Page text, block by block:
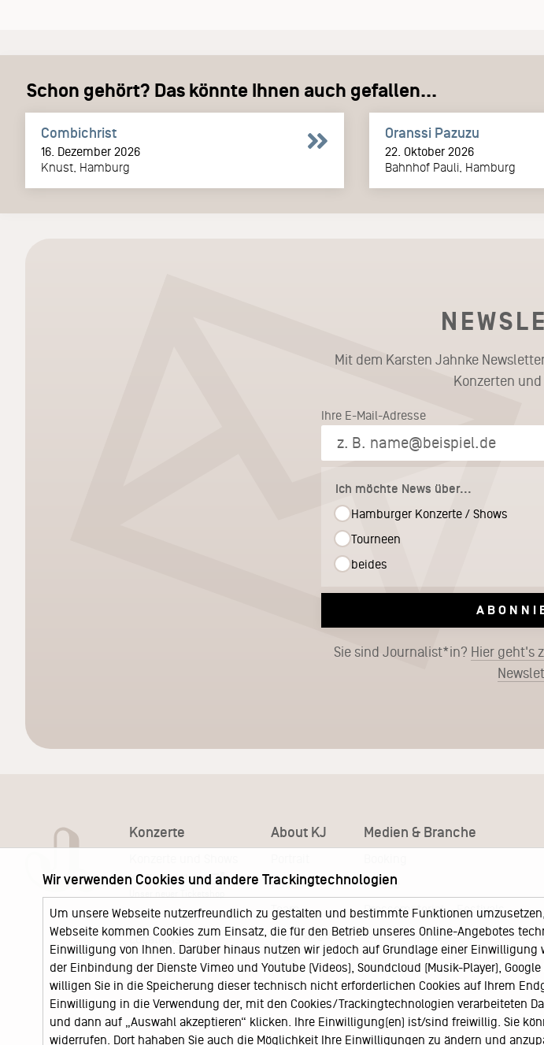
Schon gehört? Das könnte Ihnen auch gefallen...
Combichrist
16. Dezember 2026
Knust, Hamburg
Oranssi Pazuzu
22. Oktober 2026
Bahnhof Pauli, Hamburg
Mit dem Karsten Jahnke
Konzerten und
Ihre E-Mail-Adresse
Ich möchte News über...
Hamburger Konzerte / Shows
Tourneen
beides
Sie sind Journalist*in? Hier geht's
Konzerte
KJ Ticketshop
News
Locations
About KJ
KJ60
Team
Keychange
Medien & Branche
Presse
Pressematerial – Festivals
Akkreditierungsformular –
Wir verwenden Cookies und andere Trackingtechnologien
Um unsere Webseite nutzerfreundlich zu gestalten und bestimmte Funktionen
Webseite kommen Cookies zum Einsatz, die für den Betrieb unseres Online-Angebotes
Einwilligung von Ihnen. Darüber hinaus nutzen wir jedoch auf Grundlage einer
der Einbindung der Dienste Vimeo und Youtube (Videos), Soundcloud (Musik-Player),
willigen Sie in die Speicherung dieser technisch nicht erforderlichen Cookies auf Ihrem
Einwilligung in die Verwendung der, mit den Cookies/Trackingtechnologien verarbeiteten
und dann auf „Auswahl akzeptieren“ klicken. Ihre Einwilligung(en) ist/sind freiwillig. Sie
widerrufen. Dort hahaben Sie auch die Möglichkeit Ihre Einwilligungen zu ändern und